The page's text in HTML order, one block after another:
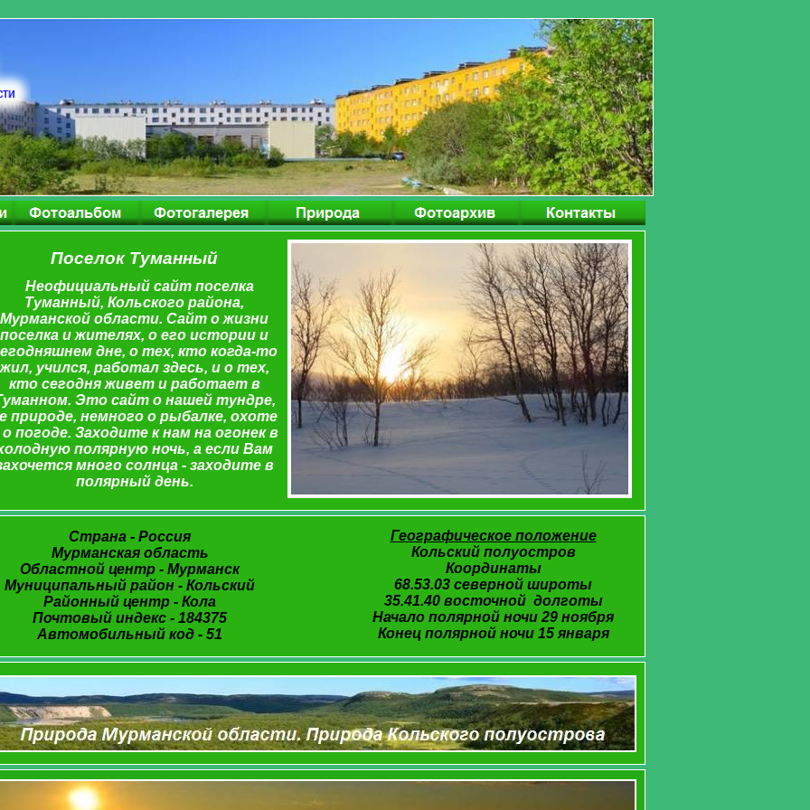
Поселок Туманный
Неофициальный сайт поселка
Туманный, Кольского района,
Мурманской области. Сайт о жизни
поселка и жителях, о его истории и
дне, о тех, кто когда-то
жил, учился, работал здесь, и о тех,
кто сегодня живет и работает в
Это сайт о нашей тундре,
природе, немного о рыбалке, охоте
о погоде. Заходите к нам на огонек в
полярную ночь, а если Вам
много солнца - заходите в
полярный день.
Страна - Россия
Мурманская область
Областной центр - Мурманск
Муниципальный район - Кольский
Районный центр - Кола
Почтовый индекс - 184375
Автомобильный код - 51
Географическое положение
Кольский полуостров
Координаты
68.53.03 северной широты
35.41.40 восточной долготы
Начало полярной ночи 29 ноября
Конец полярной ночи 15 января